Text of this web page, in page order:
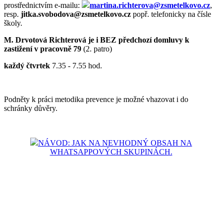
prostřednictvím e-mailu:
martina.richterova@zsmetelkovo.cz,
resp. jitka.svobodova@zsmetelkovo.cz popř. telefonicky na čísle
školy.
M. Drvotová Richterová je i BEZ předchozí domluvy k
zastižení v pracovně 79 (2. patro)
každý čtvrtek 7.35 - 7.55 hod.
Podněty k práci metodika prevence je možné vhazovat i do
schránky důvěry.
NÁVOD: JAK NA NEVHODNÝ OBSAH NA
WHATSAPPOVÝCH SKUPINÁCH.